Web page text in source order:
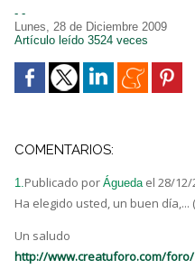
- -
Lunes, 28 de Diciembre 2009
Artículo leído 3524 veces
COMENTARIOS:
1.Publicado por Águeda el 28/12/
Ha elegido usted, un buen día,...
Un saludo
http://www.creatuforo.com/foro/